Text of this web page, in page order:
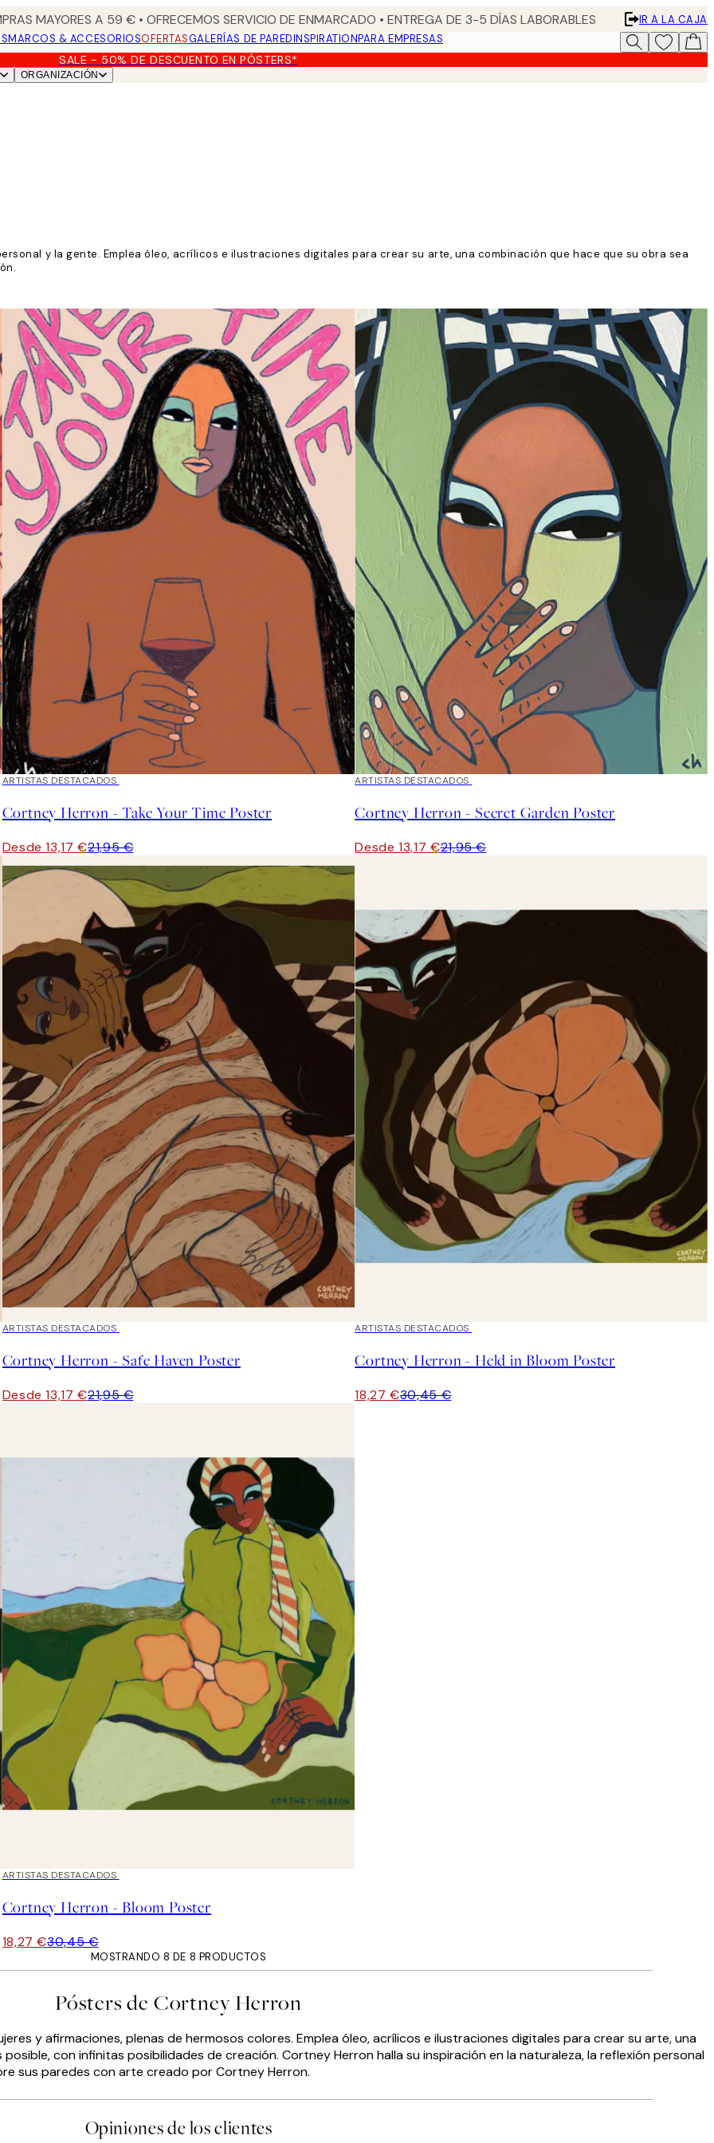
MAYORES A 59 € • OFRECEMOS SERVICIO DE ENMARCADO • ENTREGA DE 3-5 DÍAS LABORABLES
IR A LA CAJA
MARCOS & ACCESORIOSOFERTASGALERÍAS DE PAREDINSPIRATIONPARA EMPRESAS
SALE - 50% DE DESCUENTO EN PÓSTERS*
ORGANIZACIÓN
y la gente. Emplea óleo, acrílicos e ilustraciones digitales para crear su arte, una combinación que hace que su obra sea
40%*
ARTISTAS DESTACADOS
Cortney Herron - Take Your Time Poster
Desde 13,17 €21,95 €
40%*
ARTISTAS DESTACADOS
Cortney Herron - Secret Garden Poster
Desde 13,17 €21,95 €
40%*
ARTISTAS DESTACADOS
Cortney Herron - Safe Haven Poster
Desde 13,17 €21,95 €
40%*
ARTISTAS DESTACADOS
Cortney Herron - Held in Bloom Poster
18,27 €30,45 €
40%*
ARTISTAS DESTACADOS
Cortney Herron - Bloom Poster
18,27 €30,45 €
MOSTRANDO 8 DE 8 PRODUCTOS
Pósters de Cortney Herron
y afirmaciones, plenas de hermosos colores. Emplea óleo, acrílicos e ilustraciones digitales para crear su arte, una
con infinitas posibilidades de creación. Cortney Herron halla su inspiración en la naturaleza, la reflexión personal
sus paredes con arte creado por Cortney Herron.
Opiniones de los clientes